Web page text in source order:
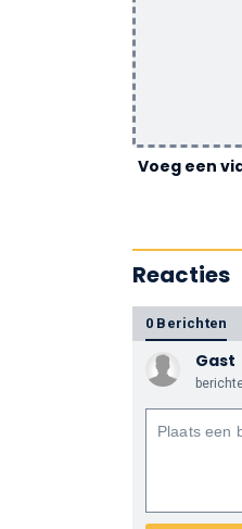
Voeg een
Reacties
0 Berichten
Gast